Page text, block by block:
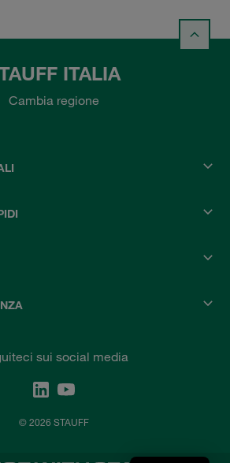
ITALIA
Cambia regione
sui social media
© 2026 STAUFF